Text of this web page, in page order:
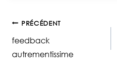
Navigation
de
PRÉCÉDENT
feedback
autrementissime